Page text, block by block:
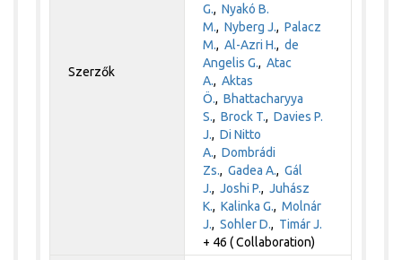
Szerzők
G.,Nyakó B.
M.,Nyberg J.,Palacz
M.,Al-Azri H.,de
Angelis G.,Atac
A.,Aktas
Ö.,Bhattacharyya
S.,Brock T.,Davies P.
J.,Di Nitto
A.,Dombrádi
Zs.,Gadea A.,Gál
J.,Joshi P.,Juhász
K.,Kalinka G.,Molnár
J.,Sohler D., Timár J.
+ 46 ( Collaboration)